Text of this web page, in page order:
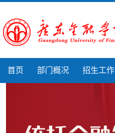
首页 部门概况 招生工作